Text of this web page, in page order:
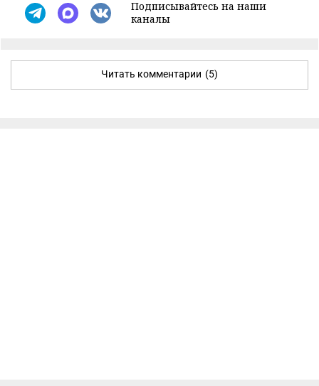
Подписывайтесь на наши
каналы
Читать комментарии (5)